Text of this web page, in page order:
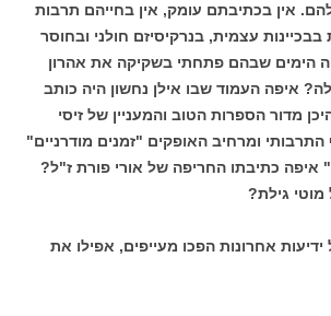
אין בכתיבתם עומק, אין בחייהם תרבות
עצמית, בנרקיסיזם חולני ובחוסר
הימים שבהם פתחתי בשקיקה את אהרון
איפה העמוד שבו אילן נחשון היה כותב
מדור הספרות הטוב והמעניין של זיסי
ומרחיב האופקים "זמנים מודרניים"
איפה כתיבתו החריפה של אורי פורת ז"ל?
גילת?
אחרונות הפכו מעייפים, אפילו את